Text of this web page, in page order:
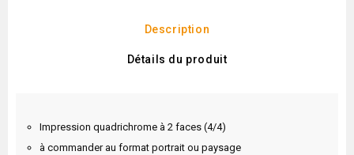
Description
Détails du produit
Impression quadrichrome à 2 faces (4/4)
à commander au format portrait ou paysage